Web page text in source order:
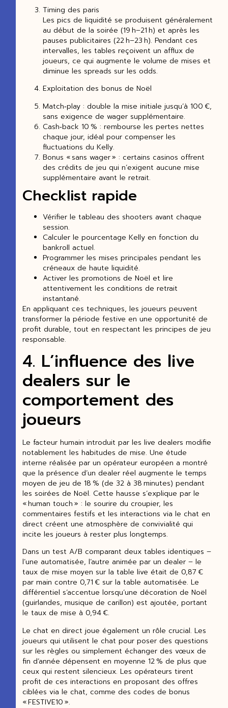
Timing des paris
Les pics de liquidité se produisent généralement
au début de la soirée (19 h–21 h) et après les
pauses publicitaires (22 h–23 h). Pendant ces
intervalles, les tables reçoivent un afflux de
joueurs, ce qui augmente le volume de mises et
diminue les spreads sur les odds.
Exploitation des bonus de Noël
Match‑play : double la mise initiale jusqu’à 100 €,
sans exigence de wager supplémentaire.
Cash‑back 10 % : rembourse les pertes nettes
chaque jour, idéal pour compenser les
fluctuations du Kelly.
Bonus « sans wager » : certains casinos offrent
des crédits de jeu qui n’exigent aucune mise
supplémentaire avant le retrait.
Checklist rapide
Vérifier le tableau des shooters avant chaque
session.
Calculer le pourcentage Kelly en fonction du
bankroll actuel.
Programmer les mises principales pendant les
créneaux de haute liquidité.
Activer les promotions de Noël et lire
attentivement les conditions de retrait
instantané.
En appliquant ces techniques, les joueurs peuvent
transformer la période festive en une opportunité de
profit durable, tout en respectant les principes de jeu
responsable.
4. L’influence des live
dealers sur le
comportement des
joueurs
Le facteur humain introduit par les live dealers modifie
notablement les habitudes de mise. Une étude
interne réalisée par un opérateur européen a montré
que la présence d’un dealer réel augmente le temps
moyen de jeu de 18 % (de 32 à 38 minutes) pendant
les soirées de Noël. Cette hausse s’explique par le
« human touch » : le sourire du croupier, les
commentaires festifs et les interactions via le chat en
direct créent une atmosphère de convivialité qui
incite les joueurs à rester plus longtemps.
Dans un test A/B comparant deux tables identiques –
l’une automatisée, l’autre animée par un dealer – le
taux de mise moyen sur la table live était de 0,87 €
par main contre 0,71 € sur la table automatisée. Le
différentiel s’accentue lorsqu’une décoration de Noël
(guirlandes, musique de carillon) est ajoutée, portant
le taux de mise à 0,94 €.
Le chat en direct joue également un rôle crucial. Les
joueurs qui utilisent le chat pour poser des questions
sur les règles ou simplement échanger des vœux de
fin d’année dépensent en moyenne 12 % de plus que
ceux qui restent silencieux. Les opérateurs tirent
profit de ces interactions en proposant des offres
ciblées via le chat, comme des codes de bonus
« FESTIVE10 ».